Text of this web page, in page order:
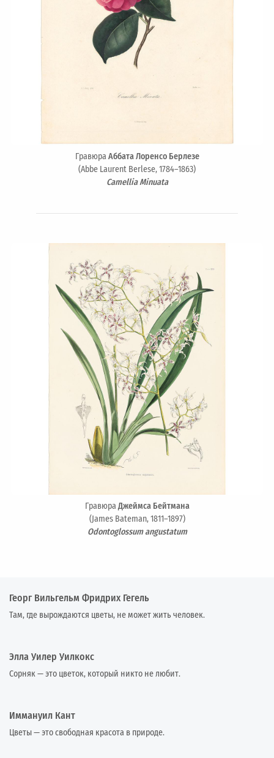
ГравюраАббата Лоренсо Берлезе
(Abbe Laurent Berlese, 1784–1863)
Camellia Minuata
ГравюраДжеймса Бейтмана
(James Bateman, 1811–1897)
Odontoglossum angustatum
Георг Вильгельм Фридрих Гегель
Там, где вырождаются цветы, не может жить человек.
Элла Уилер Уилкокс
Сорняк — это цветок, который никто не любит.
Иммануил Кант
Цветы — это свободная красота в природе.